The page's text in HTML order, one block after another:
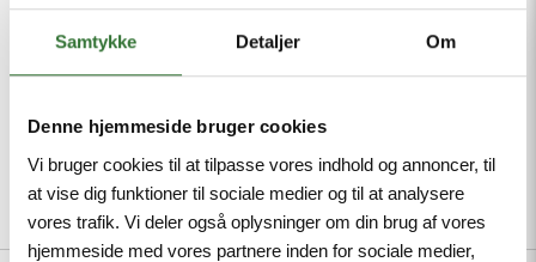
Samtykke Detaljer Om
Denne hjemmeside bruger cookies
Vi bruger cookies til at tilpasse vores indhold og annoncer, til
at vise dig funktioner til sociale medier og til at analysere
vores trafik. Vi deler også oplysninger om din brug af vores
hjemmeside med vores partnere inden for sociale medier,
Minimum order quantity: 1
Description Specifications Files